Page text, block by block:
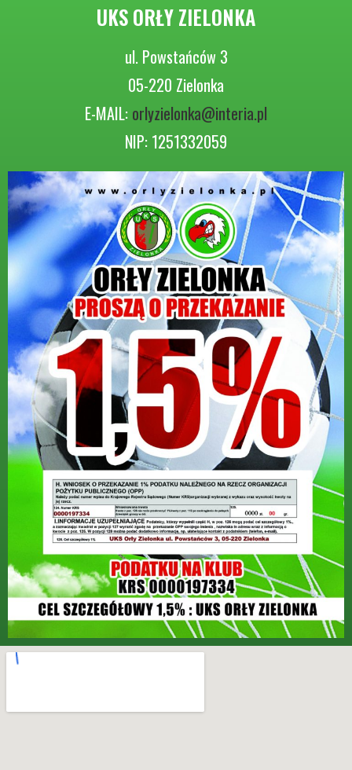
UKS ORŁY ZIELONKA
ul. Powstańców 3
05-220 Zielonka
E-MAIL: orlyzielonka@interia.pl
NIP: 1251332059